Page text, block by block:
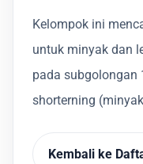
Kelompok ini
untuk minyak dan
pada subgolongan
shorterning
Kembali ke